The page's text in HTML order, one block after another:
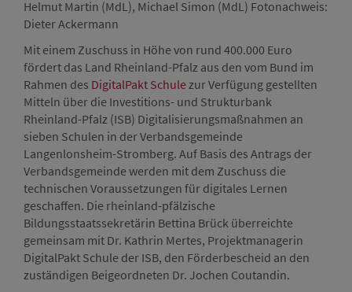
Helmut Martin (MdL), Michael Simon (MdL) Fotonachweis:
Dieter Ackermann
Mit einem Zuschuss in Höhe von rund 400.000 Euro
fördert das Land Rheinland-Pfalz aus den vom Bund im
Rahmen des DigitalPakt Schulezur Verfügung gestellten
Mitteln über die Investitions- und Strukturbank
Rheinland-Pfalz (ISB) Digitalisierungsmaßnahmen an
sieben Schulen in der Verbandsgemeinde
Langenlonsheim-Stromberg. Auf Basis des Antrags der
Verbandsgemeinde werden mit dem Zuschuss die
technischen Voraussetzungen für digitales Lernen
geschaffen. Die rheinland-pfälzische
Bildungsstaatssekretärin Bettina Brück überreichte
gemeinsam mit Dr. Kathrin Mertes, Projektmanagerin
DigitalPakt Schule der ISB, den Förderbescheid an den
zuständigen Beigeordneten Dr. Jochen Coutandin.